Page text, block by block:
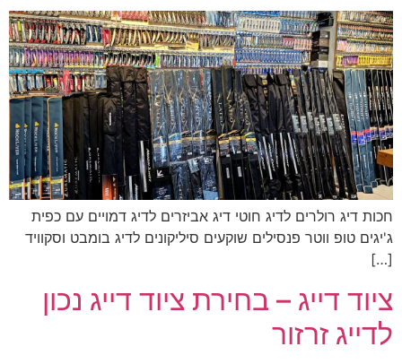
חכות דיג רולרים לדיג חוטי דיג אביזרים לדיג דמויים עם כפית
ג'יגים טופ ווטר פנסילים שוקעים סיליקונים לדיג בומבט וסקוויד
[…]
ציוד דייג – בחירת ציוד דייג נכון
לדייג זרזור